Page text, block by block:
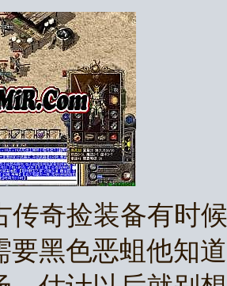
传奇捡装备有时
要黑色恶蛆他知